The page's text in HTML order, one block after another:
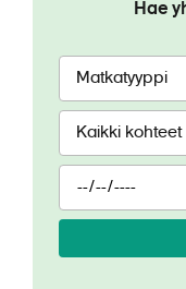
Kohteet
Hae